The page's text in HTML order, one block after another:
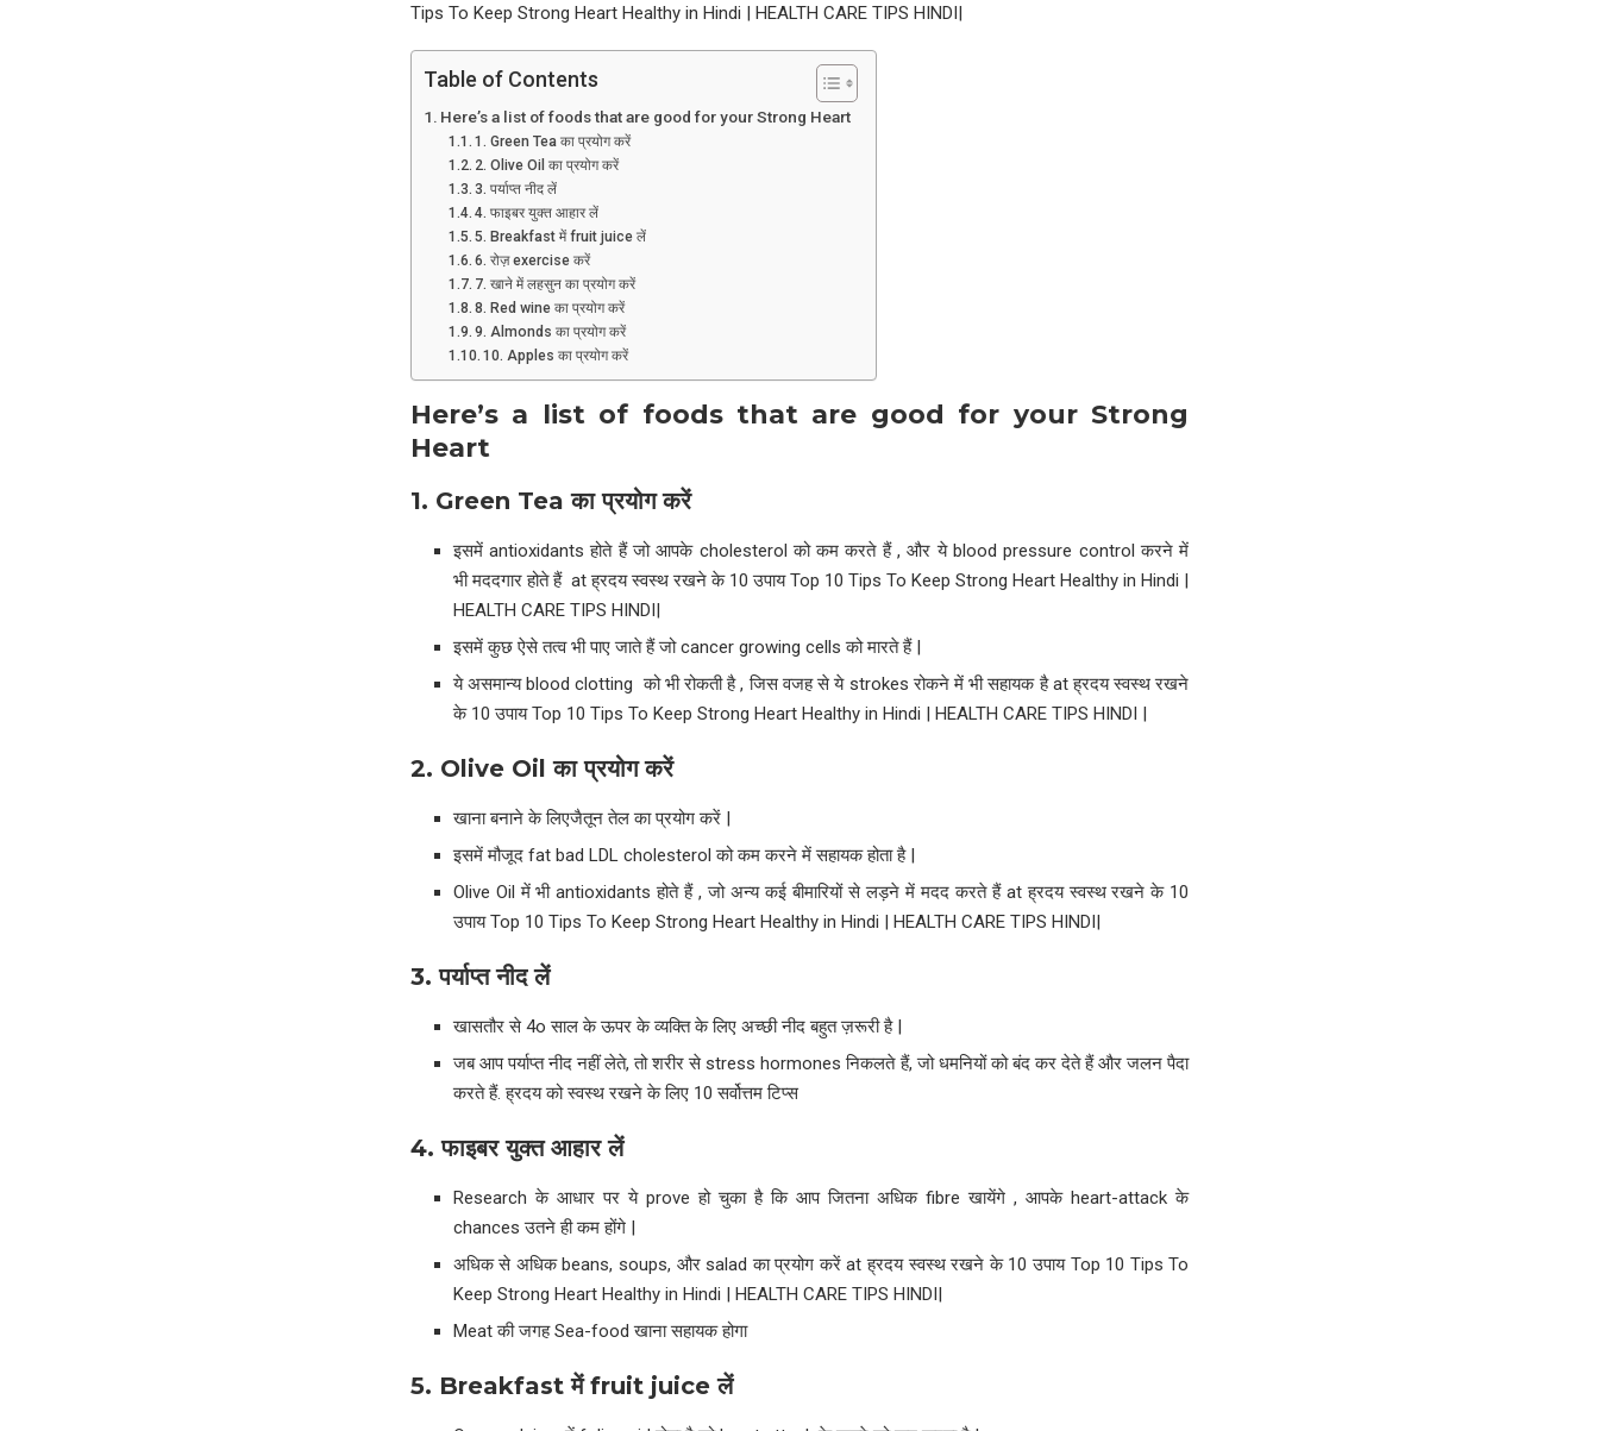
Tips To Keep Strong Heart Healthy in Hindi | HEALTH CARE TIPS HINDI|
Table of Contents
Here’s a list of foods that are good for your Strong Heart
1. Green Tea का प्रयोग करें
2. Olive Oil का प्रयोग करें
3. पर्याप्त नीद लें
4. फाइबर युक्त आहार लें
5. Breakfast में fruit juice लें
6. रोज़ exercise करें
7. खाने में लहसुन का प्रयोग करें
8. Red wine का प्रयोग करें
9. Almonds का प्रयोग करें
10. Apples का प्रयोग करें
Here’s a list of foods that are good for your Strong
Heart
1. Green Teaका प्रयोग करें
इसमें antioxidants होते हैं जो आपके cholesterol को कम करते हैं , और ये blood pressure control करने में
भी मददगार होते हैं at ह्रदय स्वस्थ रखने के 10 उपाय Top 10 Tips To Keep Strong Heart Healthy in Hindi |
HEALTH CARE TIPS HINDI|
इसमें कुछ ऐसे तत्व भी पाए जाते हैं जो cancer growing cells को मारते हैं |
ये असमान्य blood clotting को भी रोकती है , जिस वजह से ये strokes रोकने में भी सहायक है at ह्रदय स्वस्थ रखने
के 10 उपाय Top 10 Tips To Keep Strong Heart Healthy in Hindi | HEALTH CARE TIPS HINDI |
2. Olive Oilका प्रयोग करें
खाना बनाने के लिएजैतून तेल का प्रयोग करें |
इसमें मौजूद fat bad LDL cholesterol को कम करने में सहायक होता है |
Olive Oil में भी antioxidants होते हैं , जो अन्य कई बीमारियों से लड़ने में मदद करते हैं at ह्रदय स्वस्थ रखने के 10
उपाय Top 10 Tips To Keep Strong Heart Healthy in Hindi | HEALTH CARE TIPS HINDI|
3.पर्याप्त नीद लें
खासतौर से 4o साल के ऊपर के व्यक्ति के लिए अच्छी नीद बहुत ज़रूरी है |
जब आप पर्याप्त नीद नहीं लेते, तो शरीर से stress hormones निकलते हैं, जो धमनियों को बंद कर देते हैं और जलन पैदा
करते हैं. ह्रदय को स्वस्थ रखने के लिए 10 सर्वोत्तम टिप्स
4.फाइबर युक्त आहार लें
Research के आधार पर ये prove हो चुका है कि आप जितना अधिक fibre खायेंगे , आपके heart-attack के
chances उतने ही कम होंगे |
अधिक से अधिक beans, soups, और salad का प्रयोग करें at ह्रदय स्वस्थ रखने के 10 उपाय Top 10 Tips To
Keep Strong Heart Healthy in Hindi | HEALTH CARE TIPS HINDI|
Meat की जगह Sea-food खाना सहायक होगा
5. Breakfastमेंfruit juiceलें